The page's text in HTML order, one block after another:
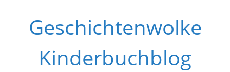
springenGeschichtenwolke
Kinderbuchblog